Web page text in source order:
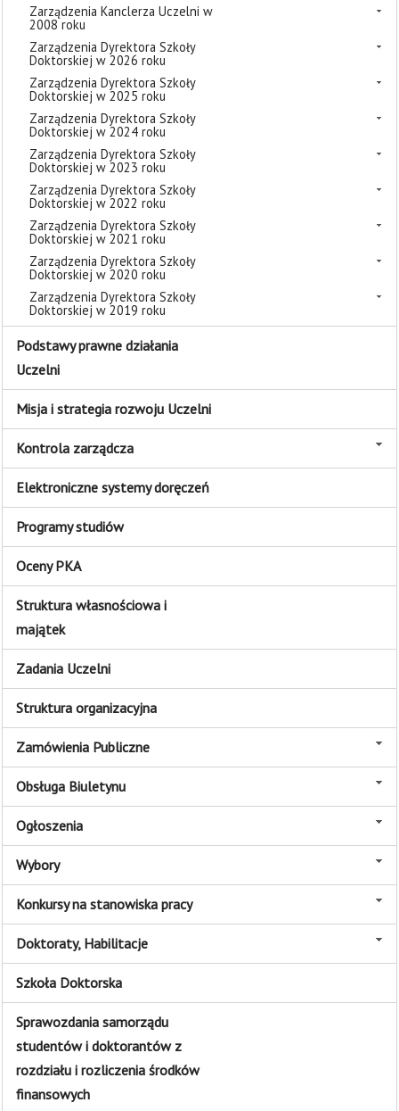
Zarządzenia Kanclerza Uczelni w
2008 roku
Zarządzenia Dyrektora Szkoły
Doktorskiej w 2026 roku
Zarządzenia Dyrektora Szkoły
Doktorskiej w 2025 roku
Zarządzenia Dyrektora Szkoły
Doktorskiej w 2024 roku
Zarządzenia Dyrektora Szkoły
Doktorskiej w 2023 roku
Zarządzenia Dyrektora Szkoły
Doktorskiej w 2022 roku
Zarządzenia Dyrektora Szkoły
Doktorskiej w 2021 roku
Zarządzenia Dyrektora Szkoły
Doktorskiej w 2020 roku
Zarządzenia Dyrektora Szkoły
Doktorskiej w 2019 roku
Podstawy prawne działania
Uczelni
Misja i strategia rozwoju Uczelni
Kontrola zarządcza
Elektroniczne systemy doręczeń
Programy studiów
Oceny PKA
Struktura własnościowa i
majątek
Zadania Uczelni
Struktura organizacyjna
Zamówienia Publiczne
Obsługa Biuletynu
Ogłoszenia
Wybory
Konkursy na stanowiska pracy
Doktoraty, Habilitacje
Szkoła Doktorska
Sprawozdania samorządu
studentów i doktorantów z
rozdziału i rozliczenia środków
finansowych